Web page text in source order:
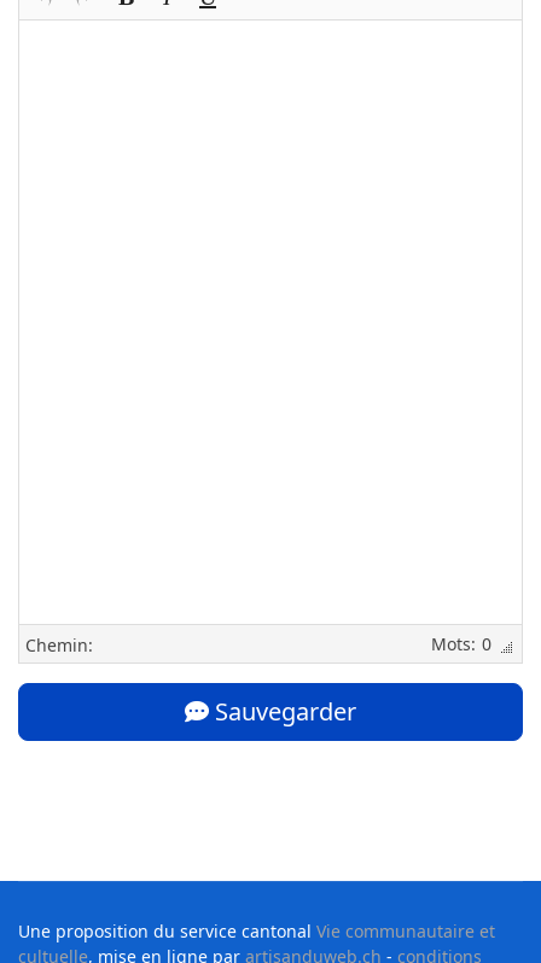
Chemin: 0
Sauvegarder
Une proposition du service cantonal Vie communautaire et
cultuelle, mise en ligne par artisanduweb.ch - conditions